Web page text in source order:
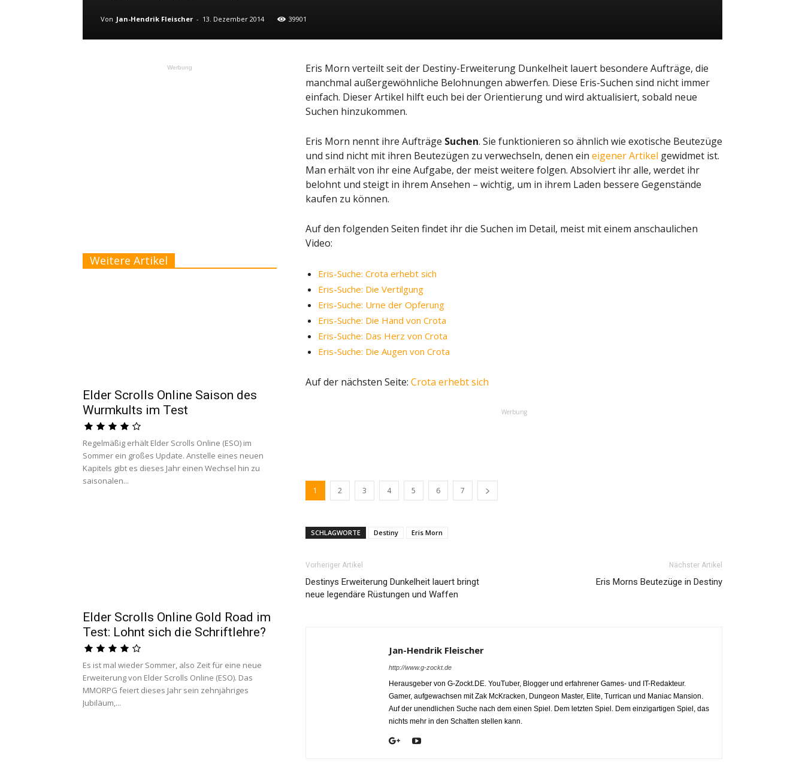
Von Jan-Hendrik Fleischer - 13. Dezember 2014 39901
Eris Morn verteilt seit der Destiny-Erweiterung Dunkelheit lauert besondere Aufträge, die
manchmal außergewöhnliche Belohnungen abwerfen. Diese Eris-Suchen sind nicht immer
einfach. Dieser Artikel hilft euch bei der Orientierung und wird aktualisiert, sobald neue
Suchen hinzukommen.
Eris Morn nennt ihre Aufträge Suchen. Sie funktionieren so ähnlich wie exotische Beutezüge
und sind nicht mit ihren Beutezügen zu verwechseln, denen ein eigener Artikel gewidmet ist.
Man erhält von ihr eine Aufgabe, der meist weitere folgen. Absolviert ihr alle, werdet ihr
belohnt und steigt in ihrem Ansehen – wichtig, um in ihrem Laden bessere Gegenstände
kaufen zu können.
Auf den folgenden Seiten findet ihr die Suchen im Detail, meist mit einem anschaulichen
Video:
Eris-Suche: Crota erhebt sich
Eris-Suche: Die Vertilgung
Eris-Suche: Urne der Opferung
Eris-Suche: Die Hand von Crota
Eris-Suche: Das Herz von Crota
Eris-Suche: Die Augen von Crota
Auf der nächsten Seite: Crota erhebt sich
Werbung
1 2 3 4 5 6 7
SCHLAGWORTE Destiny Eris Morn
Vorheriger Artikel
Destinys Erweiterung Dunkelheit lauert bringt
neue legendäre Rüstungen und Waffen
Nächster Artikel
Eris Morns Beutezüge in Destiny
Jan-Hendrik Fleischer
http://www.g-zockt.de
Herausgeber von G-Zockt.DE. YouTuber, Blogger und erfahrener Games- und IT-Redakteur.
Gamer, aufgewachsen mit Zak McKracken, Dungeon Master, Elite, Turrican und Maniac Mansion.
Auf der unendlichen Suche nach dem einen Spiel. Dem letzten Spiel. Dem einzigartigen Spiel, das
nichts mehr in den Schatten stellen kann.
Werbung
Weitere Artikel
Elder Scrolls Online Saison des
Wurmkults im Test
Regelmäßig erhält Elder Scrolls Online (ESO) im
Sommer ein großes Update. Anstelle eines neuen
Kapitels gibt es dieses Jahr einen Wechsel hin zu
saisonalen...
Elder Scrolls Online Gold Road im
Test: Lohnt sich die Schriftlehre?
Es ist mal wieder Sommer, also Zeit für eine neue
Erweiterung von Elder Scrolls Online (ESO). Das
MMORPG feiert dieses Jahr sein zehnjähriges
Jubiläum,...